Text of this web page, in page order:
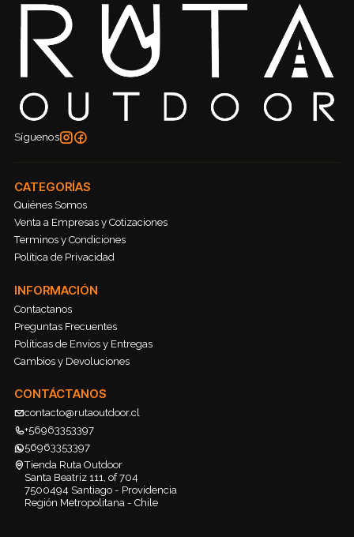
Síguenos
CATEGORÍAS
Quiénes Somos
Venta a Empresas y Cotizaciones
Terminos y Condiciones
Política de Privacidad
INFORMACIÓN
Contactanos
Preguntas Frecuentes
Políticas de Envíos y Entregas
Cambios y Devoluciones
CONTÁCTANOS
contacto@rutaoutdoor.cl
+56963353397
56963353397
Tienda Ruta Outdoor
Santa Beatriz 111, of 704
7500494 Santiago - Providencia
Región Metropolitana - Chile